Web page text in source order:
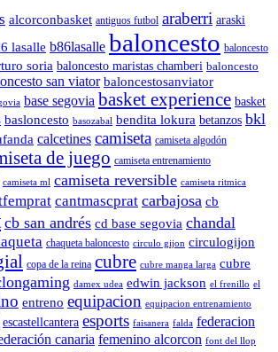
alcorconbasket antiguos futbol araberri araski
lasalle b86lasalle baloncesto baloncesto
soria baloncesto maristas chamberi baloncesto
san viator baloncestosanviator
base segovia basket experience basket
basloncesto basozabal bendita lokura betanzos bkl
calcetines camiseta camiseta algodón
de juego camiseta entrenamiento
camiseta ml camiseta reversible camiseta ritmica
cantmascprat carbajosa cb
cb san andrés cd base segovia chandal
chaqueta baloncesto circulo gijon circulogijon
copa de la reina cubre cubre manga larga cubre
damex udea edwin jackson el frenillo el
entreno equipacion equipacion entrenamiento
escastellcantera esports faisanera falda federacion
canaria femenino alcorcon font del llop